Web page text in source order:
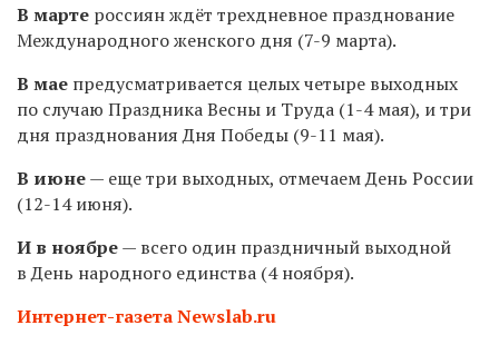
В марте россиян ждёт трехдневное празднование
Международного женского дня (7-9 марта).
В мае предусматривается целых четыре выходных
по случаю Праздника Весны и Труда (1-4 мая), и три
дня празднования Дня Победы (9-11 мая).
В июне— еще три выходных, отмечаем День России
(12-14 июня).
И в ноябре— всего один праздничный выходной
в День народного единства (4 ноября).
Интернет-газета Newslab.ru